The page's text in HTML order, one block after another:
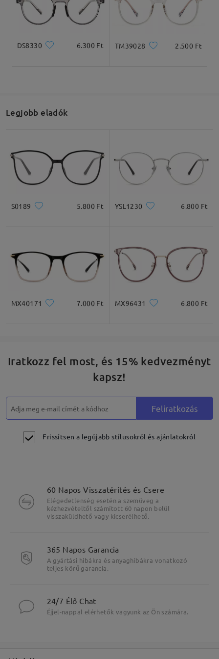
Termékméretek
Lencseszélesség
54mm/ 2.13in
Lencsemagasság
54mm/ 2.13in
Hídszélesség
18mm/ 0.71in
Ajánlott arcformák
Négyzet Kerek Gyémánt Ovális
Fő jellemzők kiemelése
Írjon egy véleményt
DS8330 6.300 Ft TM39028 2.500 Ft
Legjobb eladók
S0189 5.800 Ft YSL1230 6.800 Ft
MX40171 7.000 Ft MX96431 6.800 Ft
Iratkozz fel most, és 15% kedvezményt
kapsz!
Feliratkozás
Frissítsen a legújabb stílusokról és ajánlatokról
60 Napos Visszatérítés és Csere
Elégedetlenség esetén a szemüveg a
kézhezvételtől számított 60 napon belül
visszaküldhető vagy kicserélhető.
365 Napos Garancia
A gyártási hibákra és anyaghibákra vonatkozó
teljes körű garancia.
24/7 Élő Chat
Éjjel-nappal elérhetők vagyunk az Ön számára.